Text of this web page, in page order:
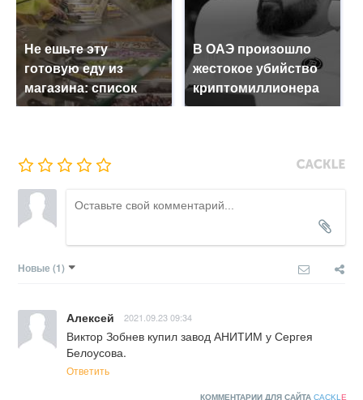
Не ешьте эту
готовую еду из
магазина: список
В ОАЭ произошло
жестокое убийство
криптомиллионера
Новые (1)
Алексей 2021.09.23 09:34
Виктор Зобнев купил завод АНИТИМ у Сергея
Белоусова.
Ответить
КОММЕНТАРИИ ДЛЯ САЙТА CACKL E